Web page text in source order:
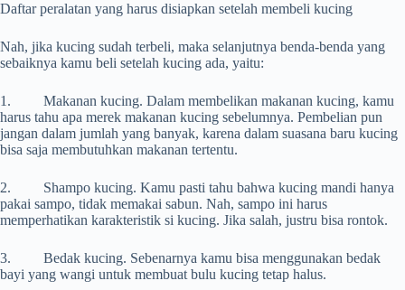
Daftar peralatan yang harus disiapkan setelah membeli kucing
Nah, jika kucing sudah terbeli, maka selanjutnya benda-benda yang
sebaiknya kamu beli setelah kucing ada, yaitu:
1. Makanan kucing. Dalam membelikan makanan kucing, kamu
harus tahu apa merek makanan kucing sebelumnya. Pembelian pun
jangan dalam jumlah yang banyak, karena dalam suasana baru kucing
bisa saja membutuhkan makanan tertentu.
2. Shampo kucing. Kamu pasti tahu bahwa kucing mandi hanya
pakai sampo, tidak memakai sabun. Nah, sampo ini harus
memperhatikan karakteristik si kucing. Jika salah, justru bisa rontok.
3. Bedak kucing. Sebenarnya kamu bisa menggunakan bedak
bayi yang wangi untuk membuat bulu kucing tetap halus.